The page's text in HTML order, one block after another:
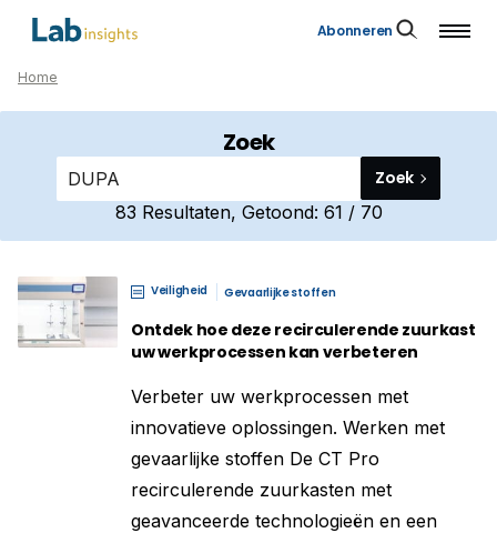
Abonneren
Home
Zoek
Zoek
83 Resultaten, Getoond: 61 / 70
Veiligheid Gevaarlijke stoffen
Ontdek hoe deze recirculerende zuurkast
uw werkprocessen kan verbeteren
Verbeter uw werkprocessen met
innovatieve oplossingen. Werken met
gevaarlijke stoffen De CT Pro
recirculerende zuurkasten met
geavanceerde technologieën en een